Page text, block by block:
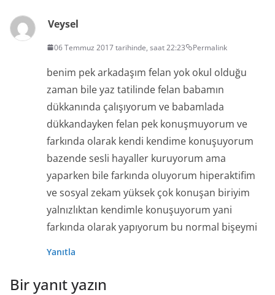
Veysel
06 Temmuz 2017 tarihinde, saat 22:23 Permalink
benim pek arkadaşım felan yok okul olduğu
zaman bile yaz tatilinde felan babamın
dükkanında çalışıyorum ve babamlada
dükkandayken felan pek konuşmuyorum ve
farkında olarak kendi kendime konuşuyorum
bazende sesli hayaller kuruyorum ama
yaparken bile farkında oluyorum hiperaktifim
ve sosyal zekam yüksek çok konuşan biriyim
yalnızlıktan kendimle konuşuyorum yani
farkında olarak yapıyorum bu normal bişeymi
Yanıtla
Bir yanıt yazın